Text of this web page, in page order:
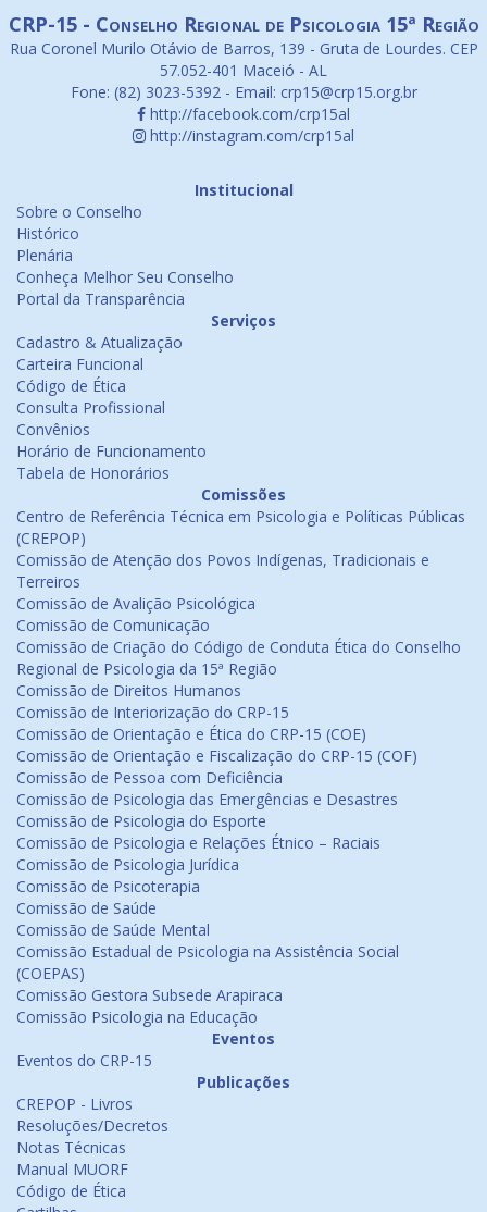
CRP-15 - Conselho Regional de Psicologia 15ª Região
Rua Coronel Murilo Otávio de Barros, 139 - Gruta de Lourdes. CEP
57.052-401 Maceió - AL
Fone: (82) 3023-5392 - Email: crp15@crp15.org.br
http://facebook.com/crp15al
http://instagram.com/crp15al
Institucional
Sobre o Conselho
Histórico
Plenária
Conheça Melhor Seu Conselho
Portal da Transparência
Serviços
Cadastro & Atualização
Carteira Funcional
Código de Ética
Consulta Profissional
Convênios
Horário de Funcionamento
Tabela de Honorários
Comissões
Centro de Referência Técnica em Psicologia e Políticas Públicas
(CREPOP)
Comissão de Atenção dos Povos Indígenas, Tradicionais e
Terreiros
Comissão de Avalição Psicológica
Comissão de Comunicação
Comissão de Criação do Código de Conduta Ética do Conselho
Regional de Psicologia da 15ª Região
Comissão de Direitos Humanos
Comissão de Interiorização do CRP-15
Comissão de Orientação e Ética do CRP-15 (COE)
Comissão de Orientação e Fiscalização do CRP-15 (COF)
Comissão de Pessoa com Deficiência
Comissão de Psicologia das Emergências e Desastres
Comissão de Psicologia do Esporte
Comissão de Psicologia e Relações Étnico – Raciais
Comissão de Psicologia Jurídica
Comissão de Psicoterapia
Comissão de Saúde
Comissão de Saúde Mental
Comissão Estadual de Psicologia na Assistência Social
(COEPAS)
Comissão Gestora Subsede Arapiraca
Comissão Psicologia na Educação
Eventos
Eventos do CRP-15
Publicações
CREPOP - Livros
Resoluções/Decretos
Notas Técnicas
Manual MUORF
Código de Ética